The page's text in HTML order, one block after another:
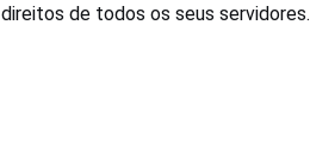
direitos de todos os seus servidores.